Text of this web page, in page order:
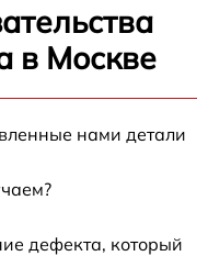
в Москве
нами детали
дефекта, который